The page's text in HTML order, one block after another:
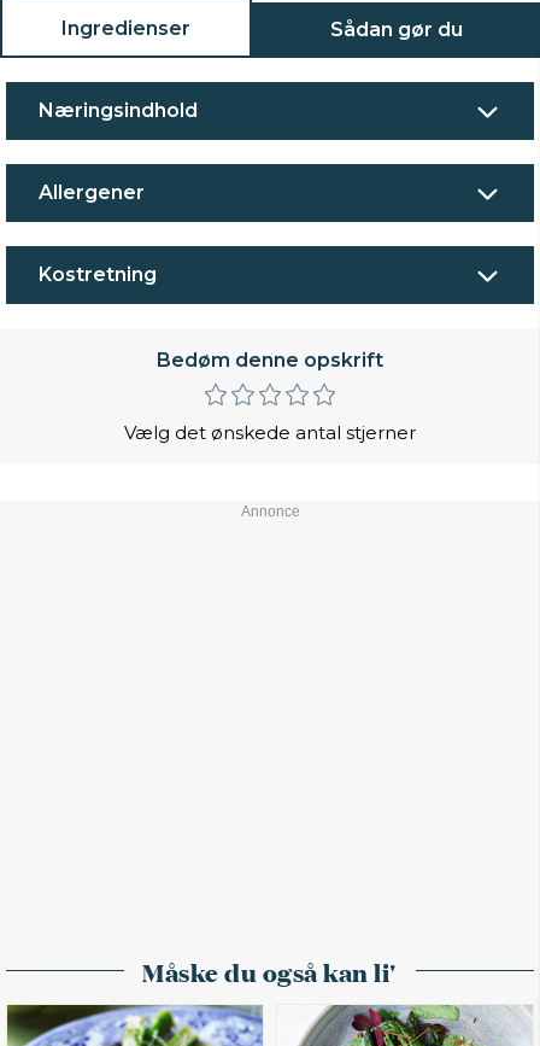
Ingredienser Sådan gør du
Næringsindhold
Allergener
Kostretning
Bedøm denne opskrift
Vælg det ønskede antal stjerner
Måske du også kan li'